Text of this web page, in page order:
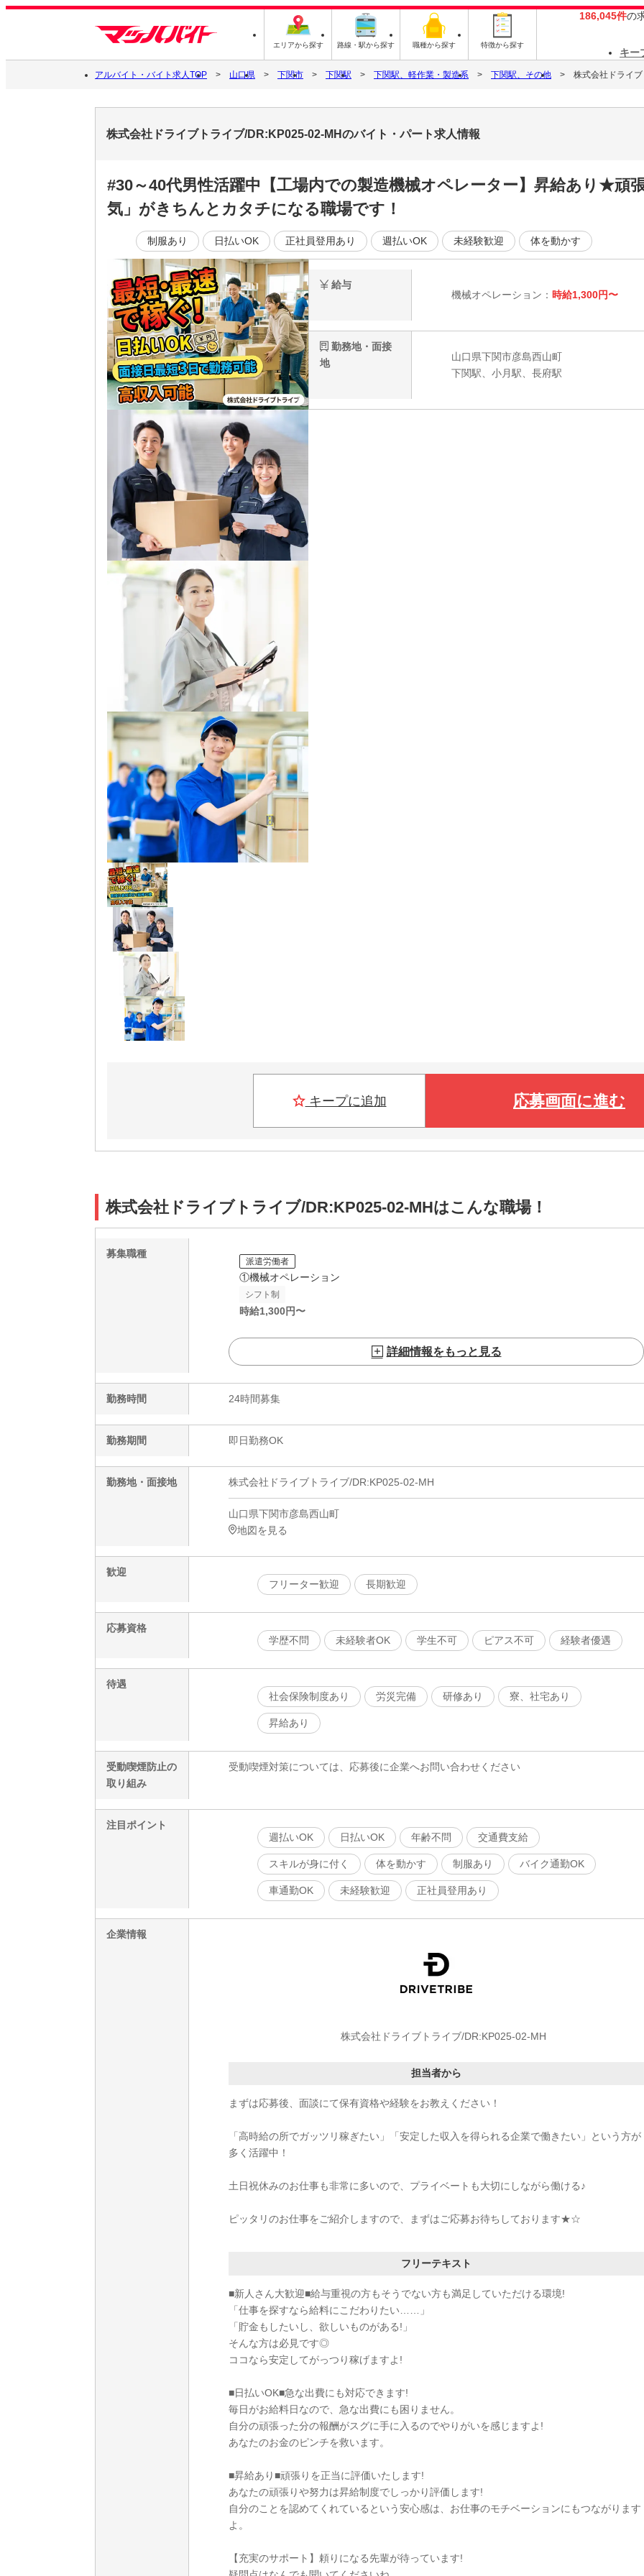
エリアから探す 路線・駅から探す 職種から探す 特徴から探す
186,045件の
キー
アルバイト・バイト求人TOP 山口県 下関市 下関駅 下関駅、軽作業・製造系 下関駅、その他 株式会社ドライ
株式会社ドライブトライブ/DR:KP025-02-MHのバイト・パート求人情報
#30～40代男性活躍中【工場内での製造機械オペレーター】昇給あり★頑
気」がきちんとカタチになる職場です！
制服あり 日払いOK 正社員登用あり 週払いOK 未経験歓迎 体を動かす
給与
機械オペレーション： 時給1,300円〜
勤務地・面接
地
山口県下関市彦島西山町
下関駅、小月駅、長府駅
キープに追加 応募画面に進む
株式会社ドライブトライブ/DR:KP025-02-MHはこんな職場！
募集職種
派遣労働者
①機械オペレーション
シフト制
時給1,300円〜
詳細情報をもっと見る
勤務時間 24時間募集
勤務期間 即日勤務OK
勤務地・面接地 株式会社ドライブトライブ/DR:KP025-02-MH
山口県下関市彦島西山町
地図を見る
歓迎
フリーター歓迎
長期歓迎
応募資格
学歴不問
未経験者OK 学生不可 ピアス不可 経験者優遇
待遇
社会保険制度あり
労災完備 研修あり 寮、社宅あり
昇給あり
受動喫煙防止の
取り組み
受動喫煙対策については、応募後に企業へお問い合わせください
注目ポイント
週払いOK
日払いOK 年齢不問 交通費支給
スキルが身に付く 体を動かす 制服あり バイク通勤OK
車通勤OK 未経験歓迎 正社員登用あり
企業情報
株式会社ドライブトライブ/DR:KP025-02-MH
担当者から
まずは応募後、面談にて保有資格や経験をお教えください！
「高時給の所でガッツリ稼ぎたい」「安定した収入を得られる企業で働きたい」という方が
多く活躍中！
土日祝休みのお仕事も非常に多いので、プライベートも大切にしながら働ける♪
ピッタリのお仕事をご紹介しますので、まずはご応募お待ちしております★☆
フリーテキスト
■新人さん大歓迎■給与重視の方もそうでない方も満足していただける環境!
「仕事を探すなら給料にこだわりたい……」
「貯金もしたいし、欲しいものがある!」
そんな方は必見です◎
ココなら安定してがっつり稼げますよ!
■日払いOK■急な出費にも対応できます!
毎日がお給料日なので、急な出費にも困りません。
自分の頑張った分の報酬がスグに手に入るのでやりがいを感じますよ!
あなたのお金のピンチを救います。
■昇給あり■頑張りを正当に評価いたします!
あなたの頑張りや努力は昇給制度でしっかり評価します!
自分のことを認めてくれているという安心感は、お仕事のモチベーションにもつながります
よ。
【充実のサポート】頼りになる先輩が待っています!